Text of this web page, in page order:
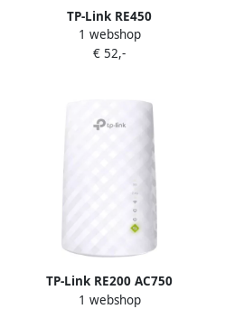
TP-Link RE450
1 webshop
€ 52,-
TP-Link RE200 AC750
1 webshop